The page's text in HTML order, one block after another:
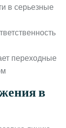
в серьезные
переходные
в